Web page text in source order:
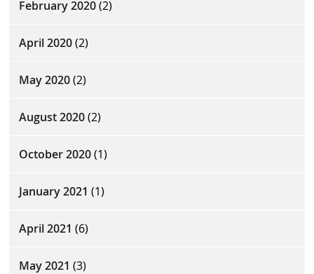
February 2020(2)
April 2020(2)
May 2020(2)
August 2020(2)
October 2020(1)
January 2021 (1)
April 2021 (6)
May 2021 (3)